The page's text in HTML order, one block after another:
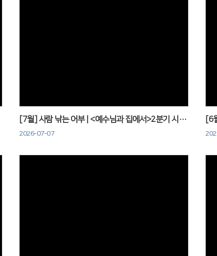
[7월] 사람 낚는 어부 | <예수님과 집에서>2분기 시상_0705
2026-07-07